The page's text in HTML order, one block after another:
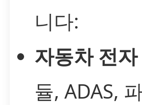
니다:
자동차 전
듈, ADAS,